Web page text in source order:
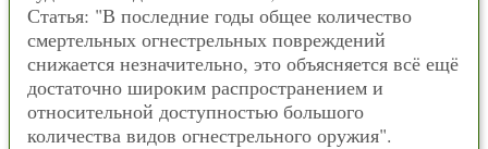
Статья: "В последние годы общее количество
смертельных огнестрельных повреждений
снижается незначительно, это объясняется всё ещё
достаточно широким распространением и
относительной доступностью большого
количества видов огнестрельного оружия".